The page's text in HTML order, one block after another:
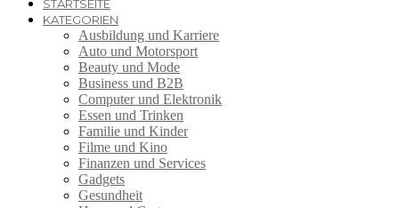
STARTSEITE
KATEGORIEN
Ausbildung und Karriere
Auto und Motorsport
Beauty und Mode
Business und B2B
Computer und Elektronik
Essen und Trinken
Familie und Kinder
Filme und Kino
Finanzen und Services
Gadgets
Gesundheit